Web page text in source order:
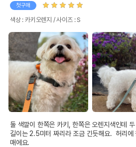
첫구매
색상 : 카키오렌지 / 사이즈 : S
둘 색깔이 한쪽은 카키, 한쪽은 오렌지색인데
길이는 2.5미터 짜리라 조금 긴듯해요.  허리에
매에요.